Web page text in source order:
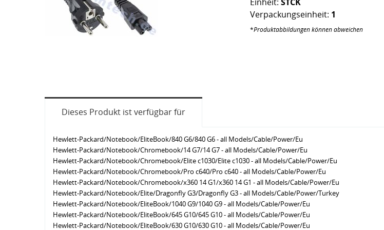
Verpackungseinheit: 1
*Produktabbildungen können abweichen
Dieses Produkt ist verfügbar für
Hewlett-Packard/Notebook/EliteBook/840 G6/840 G6 - all Models/Cable/Power/Eu
Hewlett-Packard/Notebook/Chromebook/14 G7/14 G7 - all Models/Cable/Power/Eu
Hewlett-Packard/Notebook/Chromebook/Elite c1030/Elite c1030 - all Models/Cable/Power/Eu
Hewlett-Packard/Notebook/Chromebook/Pro c640/Pro c640 - all Models/Cable/Power/Eu
Hewlett-Packard/Notebook/Chromebook/x360 14 G1/x360 14 G1 - all Models/Cable/Power/Eu
Hewlett-Packard/Notebook/Elite/Dragonfly G3/Dragonfly G3 - all Models/Cable/Power/Turkey
Hewlett-Packard/Notebook/EliteBook/1040 G9/1040 G9 - all Models/Cable/Power/Eu
Hewlett-Packard/Notebook/EliteBook/645 G10/645 G10 - all Models/Cable/Power/Eu
Hewlett-Packard/Notebook/EliteBook/630 G10/630 G10 - all Models/Cable/Power/Eu